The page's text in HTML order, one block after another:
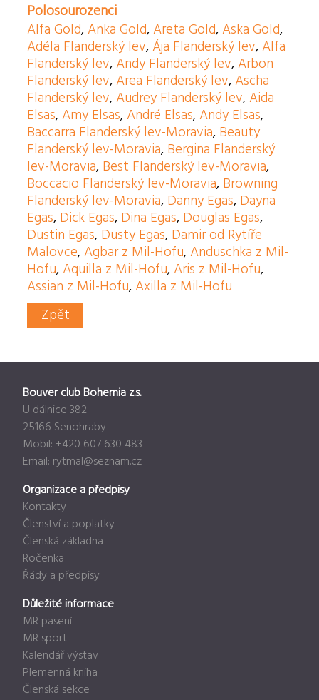
Polosourozenci
Alfa Gold, Anka Gold, Areta Gold, Aska Gold,
Adéla Flanderský lev, Ája Flanderský lev, Alfa
Flanderský lev, Andy Flanderský lev, Arbon
Flanderský lev, Area Flanderský lev, Ascha
Flanderský lev, Audrey Flanderský lev, Aida
Elsas, Amy Elsas, André Elsas, Andy Elsas,
Baccarra Flanderský lev-Moravia, Beauty
Flanderský lev-Moravia, Bergina Flanderský
lev-Moravia, Best Flanderský lev-Moravia,
Boccacio Flanderský lev-Moravia, Browning
Flanderský lev-Moravia, Danny Egas, Dayna
Egas, Dick Egas, Dina Egas, Douglas Egas,
Dustin Egas, Dusty Egas, Damir od Rytíře
Malovce, Agbar z Mil-Hofu, Anduschka z Mil-
Hofu, Aquilla z Mil-Hofu, Aris z Mil-Hofu,
Assian z Mil-Hofu, Axilla z Mil-Hofu
Zpět
Bouver club Bohemia z.s.
U dálnice 382
25166 Senohraby
Mobil: +420 607 630 483
Email: rytmal@seznam.cz
Organizace a předpisy
Kontakty
Členství a poplatky
Členská základna
Ročenka
Řády a předpisy
Důležité informace
MR pasení
MR sport
Kalendář výstav
Plemenná kniha
Členská sekce